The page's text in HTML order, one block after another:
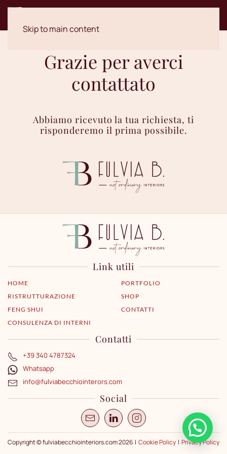
Skip to main content
Grazie per averci
contattato
Abbiamo ricevuto la tua richiesta, ti
risponderemo il prima possibile.
Link utili
HOME
RISTRUTTURAZIONE
FENG SHUI
CONSULENZA DI INTERNI
PORTFOLIO
SHOP
CONTATTI
Contatti
+39 340 4787324
Whatsapp
info@fulviabecchiointerors.com
Social
Copyright © fulviabecchiointeriors.com 2026 | Cookie Policy | Privacy Policy